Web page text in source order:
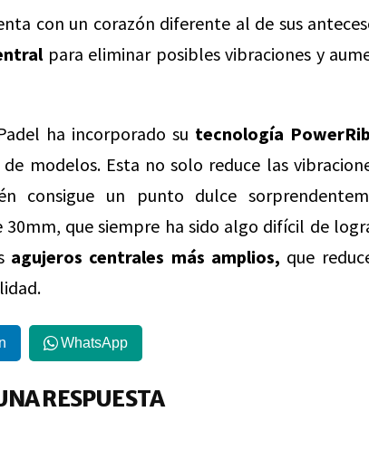
con un corazón diferente al de sus
para eliminar posibles vibraciones y
ha incorporado su tecnología
modelos. Esta no solo reduce las
consigue un punto dulce
que siempre ha sido algo difícil de
agujeros centrales más amplios, que
WhatsApp
RESPUESTA